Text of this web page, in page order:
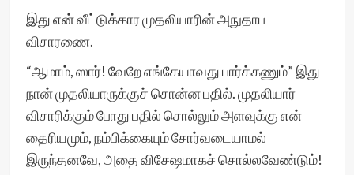
இது என் வீட்டுக்கார முதலியாரின் அநுதாப
விசாரணை.
“ஆமாம், ஸார்! வேறே எங்கேயாவது பார்க்கணும்” இது
நான் முதலியாருக்குச் சொன்ன பதில். முதலியார்
விசாரிக்கும் போது பதில் சொல்லும் அளவுக்கு என்
தைரியமும், நம்பிக்கையும் சோர்வடையாமல்
இருந்தனவே, அதை விசேஷமாகச் சொல்லவேண்டும்!